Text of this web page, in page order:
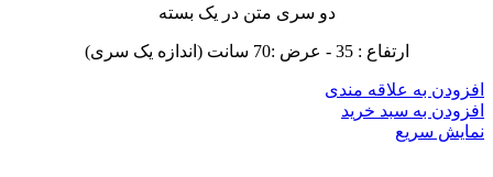
دو سری متن در یک بسته
ارتفاع : 35 - عرض :70 سانت (اندازه یک سری)
افزودن به علاقه مندی
افزودن به سبد خرید
نمایش سریع